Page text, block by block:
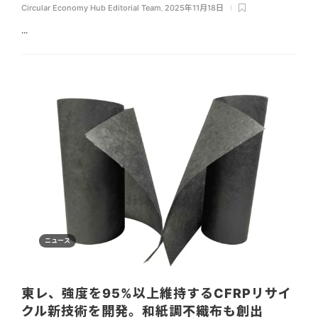
Circular Economy Hub Editorial Team 2025年11月18日
...
ニュース
東レ、強度を95%以上維持するCFRPリサイ
クル新技術を開発。和紙調不織布も創出